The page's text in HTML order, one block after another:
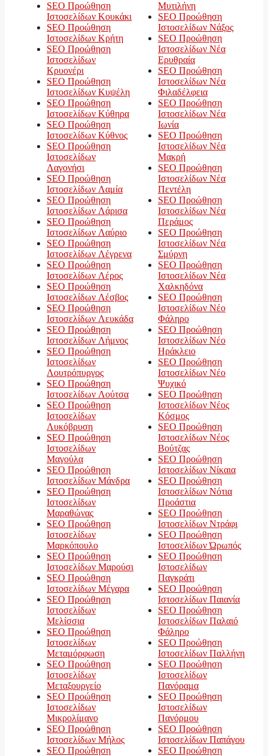
SEO Προώθηση
Ιστοσελίδων Κουκάκι
SEO Προώθηση
Ιστοσελίδων Κρήτη
SEO Προώθηση
Ιστοσελίδων
Κρυονέρι
SEO Προώθηση
Ιστοσελίδων Κυψέλη
SEO Προώθηση
Ιστοσελίδων Κύθηρα
SEO Προώθηση
Ιστοσελίδων Κύθνος
SEO Προώθηση
Ιστοσελίδων
Λαγονήσι
SEO Προώθηση
Ιστοσελίδων Λαμία
SEO Προώθηση
Ιστοσελίδων Λάρισα
SEO Προώθηση
Ιστοσελίδων Λαύριο
SEO Προώθηση
Ιστοσελίδων Λέγρενα
SEO Προώθηση
Ιστοσελίδων Λέρος
SEO Προώθηση
Ιστοσελίδων Λέσβος
SEO Προώθηση
Ιστοσελίδων Λευκάδα
SEO Προώθηση
Ιστοσελίδων Λήμνος
SEO Προώθηση
Ιστοσελίδων
Λουτρόπυργος
SEO Προώθηση
Ιστοσελίδων Λούτσα
SEO Προώθηση
Ιστοσελίδων
Λυκόβρυση
SEO Προώθηση
Ιστοσελίδων
Μαγούλα
SEO Προώθηση
Ιστοσελίδων Μάνδρα
SEO Προώθηση
Ιστοσελίδων
Μαραθώνας
SEO Προώθηση
Ιστοσελίδων
Μαρκόπουλο
SEO Προώθηση
Ιστοσελίδων Μαρούσι
SEO Προώθηση
Ιστοσελίδων Μέγαρα
SEO Προώθηση
Ιστοσελίδων
Μελίσσια
SEO Προώθηση
Ιστοσελίδων
Μεταμόρφωση
SEO Προώθηση
Ιστοσελίδων
Μεταξουργείο
SEO Προώθηση
Ιστοσελίδων
Μικρολίμανο
SEO Προώθηση
Ιστοσελίδων Μήλος
SEO Προώθηση
Μυτιλήνη
SEO Προώθηση
Ιστοσελίδων Νάξος
SEO Προώθηση
Ιστοσελίδων Νέα
Ερυθραία
SEO Προώθηση
Ιστοσελίδων Νέα
Φιλαδέλφεια
SEO Προώθηση
Ιστοσελίδων Νέα
Ιωνία
SEO Προώθηση
Ιστοσελίδων Νέα
Μακρή
SEO Προώθηση
Ιστοσελίδων Νέα
Πεντέλη
SEO Προώθηση
Ιστοσελίδων Νέα
Περάμος
SEO Προώθηση
Ιστοσελίδων Νέα
Σμύρνη
SEO Προώθηση
Ιστοσελίδων Νέα
Χαλκηδόνα
SEO Προώθηση
Ιστοσελίδων Νέο
Φάληρο
SEO Προώθηση
Ιστοσελίδων Νέο
Ηράκλειο
SEO Προώθηση
Ιστοσελίδων Νέο
Ψυχικό
SEO Προώθηση
Ιστοσελίδων Νέος
Κόσμος
SEO Προώθηση
Ιστοσελίδων Νέος
Βούτζας
SEO Προώθηση
Ιστοσελίδων Νίκαια
SEO Προώθηση
Ιστοσελίδων Νότια
Προάστια
SEO Προώθηση
Ιστοσελίδων Ντράφι
SEO Προώθηση
Ιστοσελίδων Ώρωπός
SEO Προώθηση
Ιστοσελίδων
Παγκράτι
SEO Προώθηση
Ιστοσελίδων Παιανία
SEO Προώθηση
Ιστοσελίδων Παλαιό
Φάληρο
SEO Προώθηση
Ιστοσελίδων Παλλήνη
SEO Προώθηση
Ιστοσελίδων
Πανόραμα
SEO Προώθηση
Ιστοσελίδων
Πανόρμου
SEO Προώθηση
Ιστοσελίδων Παπάγου
SEO Προώθηση